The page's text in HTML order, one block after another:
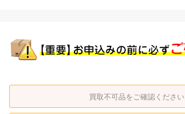
買取不可品をご確認ください